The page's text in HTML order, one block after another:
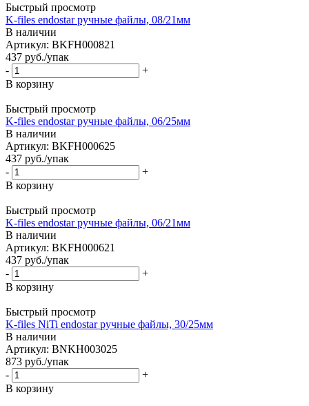
Быстрый просмотр
K-files endostar ручные файлы, 08/21мм
В наличии
Артикул: BKFH000821
437 руб./упак
-
+
В корзину
Быстрый просмотр
K-files endostar ручные файлы, 06/25мм
В наличии
Артикул: BKFH000625
437 руб./упак
-
+
В корзину
Быстрый просмотр
K-files endostar ручные файлы, 06/21мм
В наличии
Артикул: BKFH000621
437 руб./упак
-
+
В корзину
Быстрый просмотр
K-files NiTi endostar ручные файлы, 30/25мм
В наличии
Артикул: BNKH003025
873 руб./упак
-
+
В корзину